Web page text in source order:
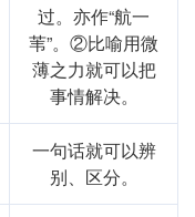
过。亦作“航一
苇”。②比喻用微
薄之力就可以把
事情解决。
一句话就可以辨
别、区分。